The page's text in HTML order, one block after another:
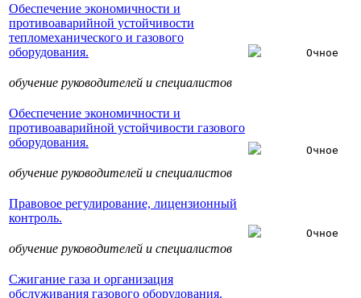
Обеспечение экономичности и
противоаварийной устойчивости
тепломеханического и газового
оборудования.
обучение руководителей и специалистов
Очное
Обеспечение экономичности и
противоаварийной устойчивости газового
оборудования.
обучение руководителей и специалистов
Очное
Правовое регулирование, лицензионный
контроль.
обучение руководителей и специалистов
Очное
Сжигание газа и организация
обслуживания газового оборудования.